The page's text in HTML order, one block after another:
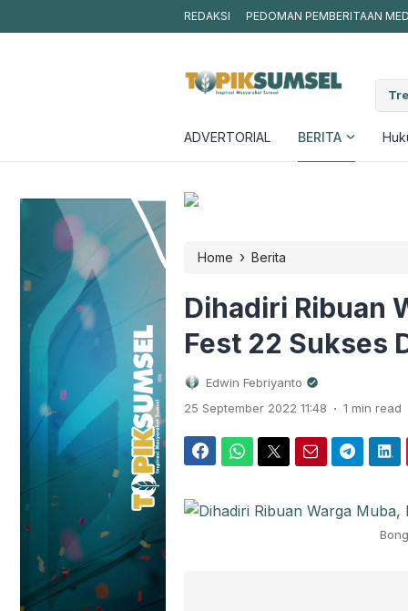
REDAKSI PEDOMAN PEMBERITAAN
Emas di Sekayu Berakhir Dramatis, Satu Pelaku Ditangkap Usai
ADVERTORIAL BERITA
Home › Berita
Dihadiri Ribuan
Fest 22 Sukses
Edwin Febriyanto
25 September 2022 11:48 . 1 min read